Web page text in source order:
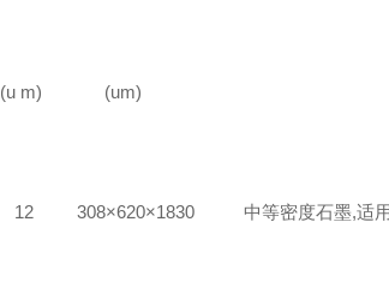
m) (um)
中等密度石墨,适用于大电